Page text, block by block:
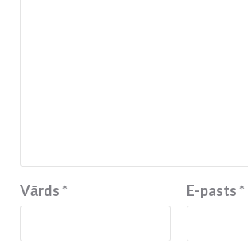
Vārds* E-pasts*